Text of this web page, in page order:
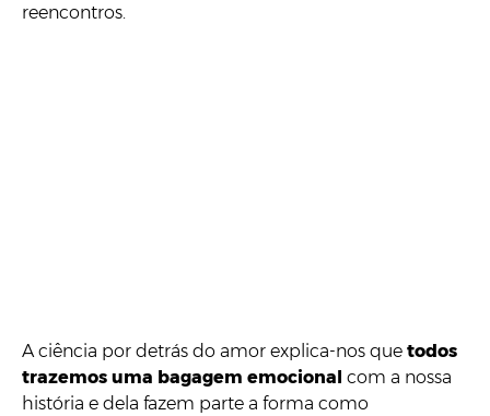
reencontros.
A ciência por detrás do amor explica-nos que todos
trazemos uma bagagem emocional com a nossa
história e dela fazem parte a forma como